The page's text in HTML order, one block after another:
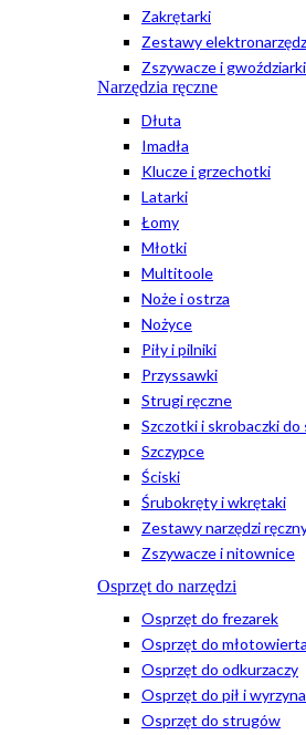
Zakrętarki
Zestawy
Zszywacze i gwoździarki
Narzędzia ręczne
Dłuta
Imadła
Klucze i grzechotki
Latarki
Łomy
Młotki
Multitoole
Noże i ostrza
Nożyce
Piły i pilniki
Przyssawki
Strugi ręczne
Szczotki i skrobaczki do
Szczypce
Ściski
Śrubokręty i wkrętaki
Zestawy narzędzi
Zszywacze i nitownice
Osprzęt do narzędzi
Osprzęt do frezarek
Osprzęt do
Osprzęt do odkurzaczy
Osprzęt do pił i
Osprzęt do strugów